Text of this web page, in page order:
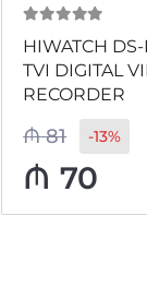
HIWATCH
TVI DIGITAL
RECORDER
₼81 -13%
₼ 70